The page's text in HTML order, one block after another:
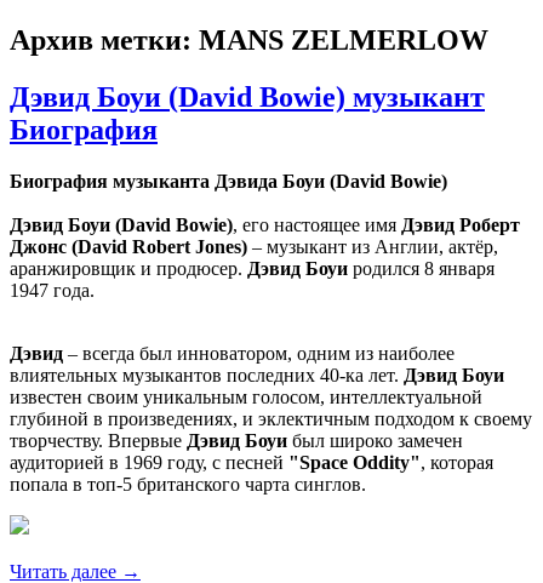
Архив метки: MANS ZELMERLOW
Дэвид Боуи (David Bowie) музыкант
Биография
Биография музыканта Дэвида Боуи (David Bowie)
Дэвид Боуи (David Bowie), его настоящее имя Дэвид Роберт
Джонс (David Robert Jones) – музыкант из Англии, актёр,
аранжировщик и продюсер. Дэвид Боуи родился 8 января
1947 года.
Дэвид – всегда был инноватором, одним из наиболее
влиятельных музыкантов последних 40-ка лет. Дэвид Боуи
известен своим уникальным голосом, интеллектуальной
глубиной в произведениях, и эклектичным подходом к своему
творчеству. Впервые Дэвид Боуи был широко замечен
аудиторией в 1969 году, с песней "Space Oddity", которая
попала в топ-5 британского чарта синглов.
Читать далее →